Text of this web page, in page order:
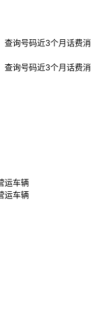
查询号码近3个月话费消
查询号码近3个月话费消
运车辆
运车辆